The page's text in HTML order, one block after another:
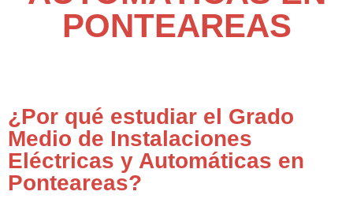
PONTEAREAS
¿Por qué estudiar el Grado
Medio de Instalaciones
Eléctricas y Automáticas en
Ponteareas?